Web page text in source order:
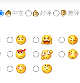
中立 好评 差评